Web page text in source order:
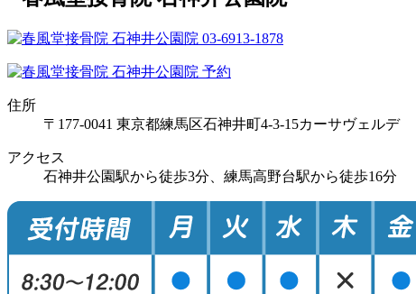
住所
〒177-0041 東京都練馬区石神井町4-3-15カーサヴェルデ
アクセス
石神井公園駅から徒歩3分、練馬高野台駅から徒歩16分